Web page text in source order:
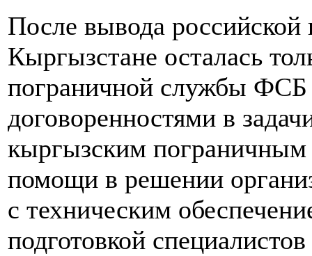
После вывода
Кыргызстане осталась
пограничной службы ФСБ
договоренностями в
кыргызским пограничным
помощи в решении
с техническим
подготовкой